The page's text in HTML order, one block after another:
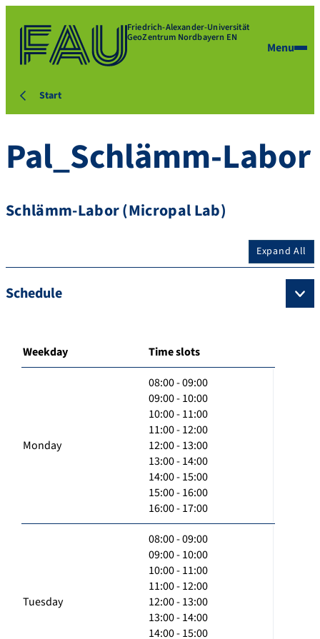
Friedrich-Alexander-Universität
GeoZentrum Nordbayern EN
Menu
Start
Pal_Schlämm-Labor
Schlämm-Labor (Micropal Lab)
Expand All
Schedule
Weekday Time slots
Monday
08:00 - 09:00
09:00 - 10:00
10:00 - 11:00
11:00 - 12:00
12:00 - 13:00
13:00 - 14:00
14:00 - 15:00
15:00 - 16:00
16:00 - 17:00
Tuesday
08:00 - 09:00
09:00 - 10:00
10:00 - 11:00
11:00 - 12:00
12:00 - 13:00
13:00 - 14:00
14:00 - 15:00